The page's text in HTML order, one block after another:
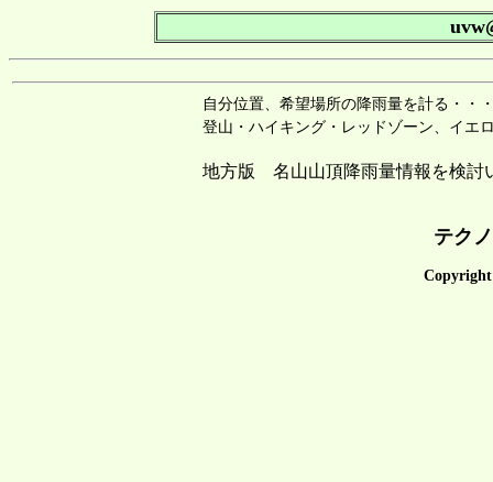
自分位置、希望場所の降雨量を計る・・
登山・ハイキング・レッドゾーン、イエ
地方版 名山山頂降雨量情報を検
テク